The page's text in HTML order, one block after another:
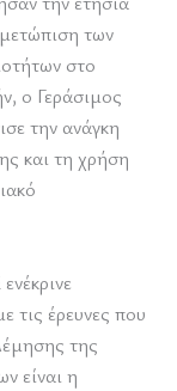
των
στο
ο Γεράσιμος
την ανάγκη
και τη χρήση
τις έρευνες που
της
είναι η